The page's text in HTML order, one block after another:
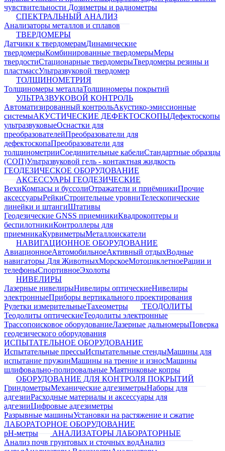
чувствительности Дозиметры и радиометры
СПЕКТРАЛЬНЫЙ АНАЛИЗ
Анализаторы металлов и сплавов
ТВЕРДОМЕРЫ
Датчики к твердомерамДинамические
твердомерыКомбинированные твердомерыМеры
твердостиСтационарные твердомерыТвердомеры резины и
пластмассУльтразвуковой твердомер
ТОЛЩИНОМЕТРИЯ
Толщиномеры металлаТолщиномеры покрытий
УЛЬТРАЗВУКОВОЙ КОНТРОЛЬ
Автоматизированный контрольАкустико-эмиссионные
системыАКУСТИЧЕСКИЕ ДЕФЕКТОСКОПЫДефектоскопы
ультразвуковыеОснастки для
преобразователейПреобразователи для
дефектоскопаПреобразователи для
толщинометрииСоединительные кабелиСтандартные образцы
(СОП)Ультразвуковой гель - контактная жидкость
ГЕОДЕЗИЧЕСКОЕ ОБОРУДОВАНИЕ
АКСЕССУАРЫ ГЕОДЕЗИЧЕСКИЕ
ВехиКомпасы и буссолиОтражатели и приёмникиПрочие
аксессуарыРейкиСтроительные уровниТелескопические
линейки и штангиШтативы
Геодезические GNSS приемникиКвадрокоптеры и
беспилотникиКонтроллеры для
приемникаКурвиметрыМеталлоискатели
НАВИГАЦИОННОЕ ОБОРУДОВАНИЕ
АвиационноеАвтомобильноеАктивный отдыхВодные
навигаторы Для ЖивотныхМорскоеМотоциклетноеРации и
телефоныСпортивноеЭхолоты
НИВЕЛИРЫ
Лазерные нивелирыНивелиры оптическиеНивелиры
электронныеПриборы вертикального проектирования
Рулетки измерительныеТахеометры
ТЕОДОЛИТЫ
Теодолиты оптическиеТеодолиты электронные
Трассопоисковое оборудованиеЛазерные дальномерыПоверка
геодезического оборудования
ИСПЫТАТЕЛЬНОЕ ОБОРУДОВАНИЕ
Испытательные прессыИспытательные стендыМашины для
испытание пружинМашины на трение и износМашины
шлифовально-полировальные Маятниковые копры
ОБОРУДОВАНИЕ ДЛЯ КОНТРОЛЯ ПОКРЫТИЙ
ГриндометрыМеханические адгезиметрыНаборы для
адгезииРасходные материалы и аксессуары для
адгезииЦифровые адгезиметры
Разрывные машиныУстановки на растяжение и сжатие
ЛАБОРАТОРНОЕ ОБОРУДОВАНИЕ
pH-метры
АНАЛИЗАТОРЫ ЛАБОРАТОРНЫЕ
Анализ почв грунтовых и сточных водАнализ